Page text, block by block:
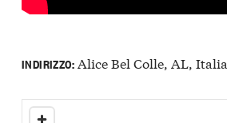
INDIRIZZO:Alice Bel Colle, AL, Italia